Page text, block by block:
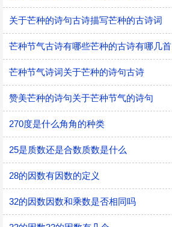
关于芒种的诗句古诗描写芒种的古诗词
芒种节气古诗有哪些芒种的古诗有哪几首
芒种节气诗词关于芒种的诗句古诗
赞美芒种的诗句关于芒种节气的诗句
270度是什么角角的种类
25是质数还是合数质数是什么
28的因数有因数的定义
32的因数因数和乘数是否相同吗